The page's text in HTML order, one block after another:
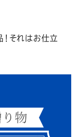
！それはお仕立